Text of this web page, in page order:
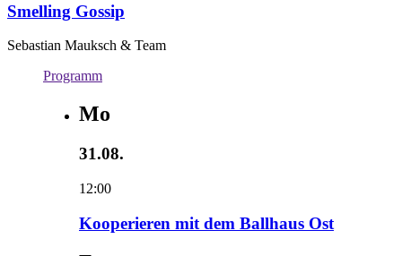
Smelling Gossip
Sebastian Mauksch & Team
Programm
Mo
31.08.
12:00
Kooperieren mit dem Ballhaus Ost